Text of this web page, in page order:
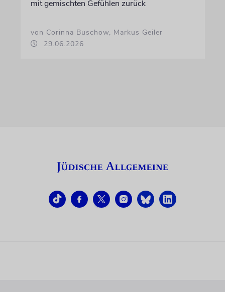
mit gemischten Gefühlen zurück
von Corinna Buschow, Markus Geiler
29.06.2026